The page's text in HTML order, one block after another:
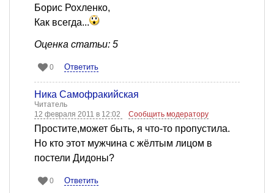
Борис Рохленко,
Как всегда...
Оценка статьи: 5
0 Ответить
Ника Самофракийская
Читатель
12 февраля 2011 в 12:02
Сообщить модератору
Простите,может быть, я что-то пропустила.
Но кто этот мужчина с жёлтым лицом в
постели Дидоны?
0 Ответить